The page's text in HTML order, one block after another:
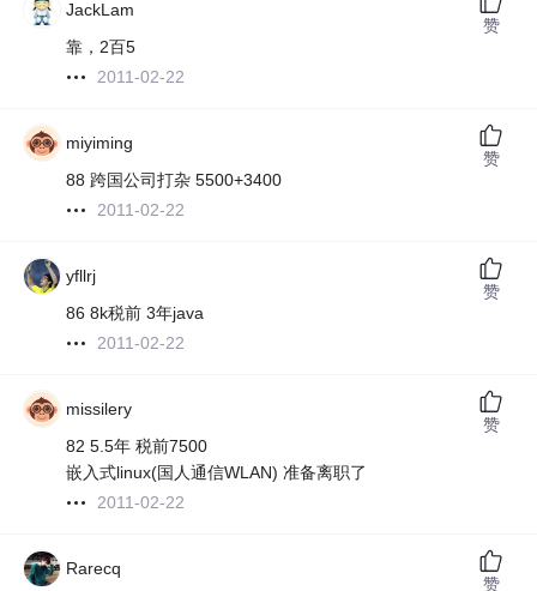
JackLam
靠，2百5
2011-02-22
赞
miyiming
88 跨国公司打杂 5500+3400
2011-02-22
赞
yfllrj
86 8k税前 3年java
2011-02-22
赞
missilery
82 5.5年 税前7500
嵌入式linux(国人通信WLAN) 准备离职了
2011-02-22
赞
Rarecq
赞